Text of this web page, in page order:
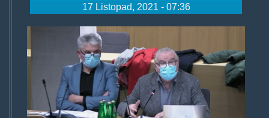
17 Listopad, 2021 - 07:36
brzozkaiktostam.jpg